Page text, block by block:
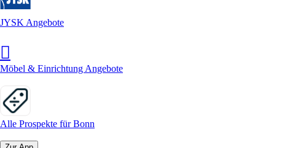
JYSK Angebote
Möbel & Einrichtung Angebote
Alle Prospekte für Bonn